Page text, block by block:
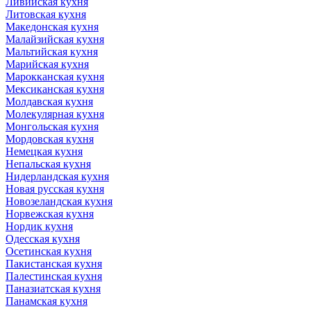
Литовская кухня
Македонская кухня
Малайзийская кухня
Мальтийская кухня
Марийская кухня
Марокканская кухня
Мексиканская кухня
Молдавская кухня
Молекулярная кухня
Монгольская кухня
Мордовская кухня
Немецкая кухня
Непальская кухня
Нидерландская кухня
Новая русская кухня
Новозеландская кухня
Норвежская кухня
Нордик кухня
Одесская кухня
Осетинская кухня
Пакистанская кухня
Палестинская кухня
Паназиатская кухня
Панамская кухня